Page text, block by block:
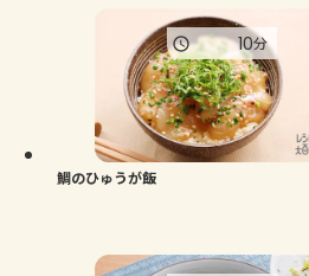
鯛のひゅうが飯
10分